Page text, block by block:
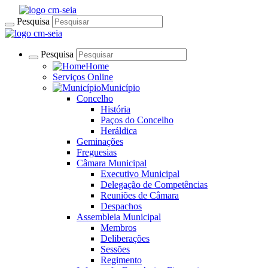
Pesquisa
Pesquisa
Home
Serviços Online
Município
Concelho
História
Paços do Concelho
Heráldica
Geminações
Freguesias
Câmara Municipal
Executivo Municipal
Delegação de Competências
Reuniões de Câmara
Despachos
Assembleia Municipal
Membros
Deliberações
Sessões
Regimento